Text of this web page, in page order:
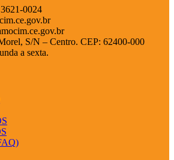
0024
S/N – Centro. CEP: 62400-000
a sexta.